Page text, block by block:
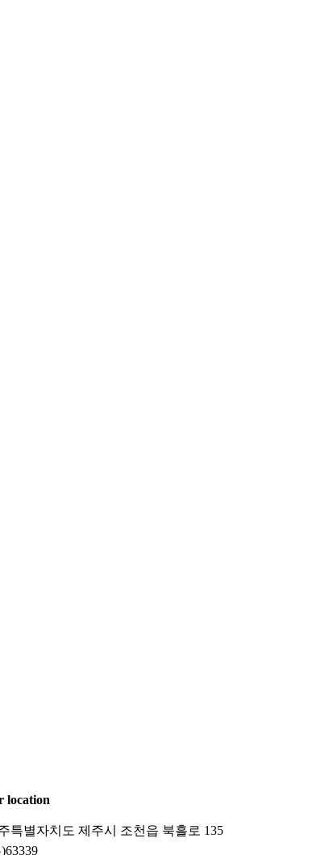
location
특별자치도 제주시 조천읍 북흘로 135